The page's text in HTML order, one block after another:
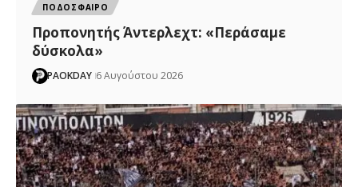
ΠΟΔΟΣΦΑΙΡΟ
Προπονητής Άντερλεχτ: «Περάσαμε
δύσκολα»
PAOKDAY 6 Αυγούστου 2026